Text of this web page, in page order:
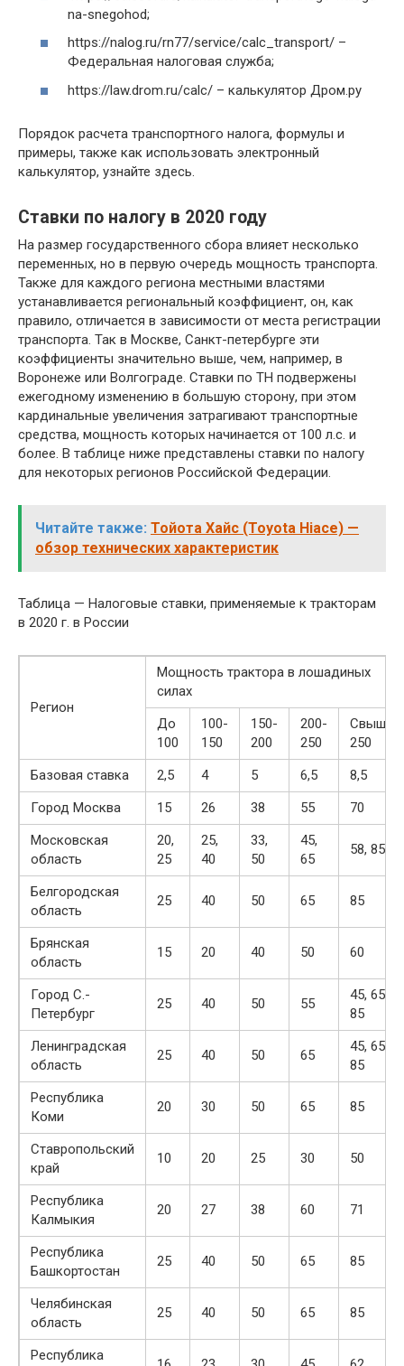
na-snegohod;
https://nalog.ru/rn77/service/calc_transport/ –
Федеральная налоговая служба;
https://law.drom.ru/calc/ – калькулятор Дром.ру
Порядок расчета транспортного налога, формулы и
примеры, также как использовать электронный
калькулятор, узнайте здесь.
Ставки по налогу в 2020 году
На размер государственного сбора влияет несколько
переменных, но в первую очередь мощность транспорта.
Также для каждого региона местными властями
устанавливается региональный коэффициент, он, как
правило, отличается в зависимости от места регистрации
транспорта. Так в Москве, Санкт-петербурге эти
коэффициенты значительно выше, чем, например, в
Воронеже или Волгограде. Ставки по ТН подвержены
ежегодному изменению в большую сторону, при этом
кардинальные увеличения затрагивают транспортные
средства, мощность которых начинается от 100 л.с. и
более. В таблице ниже представлены ставки по налогу
для некоторых регионов Российской Федерации.
Читайте также: Тойота Хайс (Toyota Hiace) —
обзор технических характеристик
Таблица — Налоговые ставки, применяемые к тракторам
в 2020 г. в России
Регион
Мощность трактора в лошадиных
силах
До
100
100-
150
150-
200
200-
250
Свыше
250
Базовая ставка
2,5 4 5 6,5
8,5
Город Москва
15 26 38 55
70
Московская
область
20,
25
25,
40
33,
50
45,
65
58, 85
Белгородская
область
25 40 50 65 85
Брянская
область
15 20 40 50 60
Город С.-
Петербург
25 40 50 55
45, 65,
85
Ленинградская
область
25 40 50 65
45, 65,
85
Республика
Коми
20 30 50 65 85
Ставропольский
край
10 20 25 30 50
Республика
Калмыкия
20 27 38 60 71
Республика
Башкортостан
25 40 50 65 85
Челябинская
область
25 40 50 65 85
Республика